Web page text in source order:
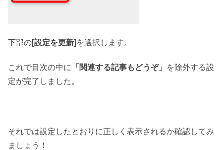
下部の[設定を更新] を選択します。
これで目次の中に 「関連する記事もどうぞ」
を除外する設
定が完了しました。
それでは設定したとおりに正しく表示されるか確認してみ
ましょう！